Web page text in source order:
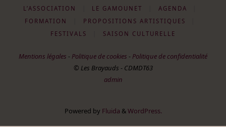
L’ASSOCIATION LE GAMOUNET AGENDA
FORMATION
PROPOSITIONS ARTISTIQUES
FESTIVALS
SAISON CULTURELLE
Mentions légales - Politique de cookies - Politique de confidentialité
© Les Brayauds - CDMDT63
admin
Powered byFluida &WordPress.